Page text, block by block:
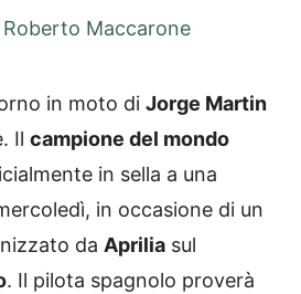
Roberto Maccarone
in moto di Jorge Martin
Il campione del mondo
in sella a una
in occasione di un
da Aprilia sul
. Il pilota spagnolo proverà